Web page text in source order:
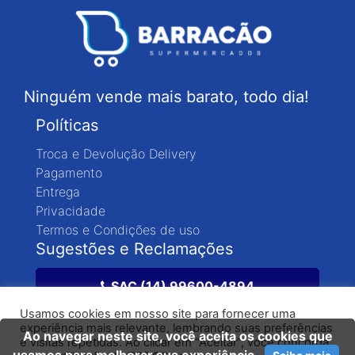
Ninguém vende mais barato, todo dia!
Políticas
Troca e Devolução Delivery
Pagamento
Entrega
Privacidade
Termos e Condições de uso
Sugestões e Reclamações
SAC (14) 99600-4894
Usamos cookies em nosso site para fornecer uma
experiência mais relevante, lembrando suas preferências
e visitas repetidas. Ao clicar em “Aceitar”, você concorda
Ao navegar neste site, você aceita os cookies que